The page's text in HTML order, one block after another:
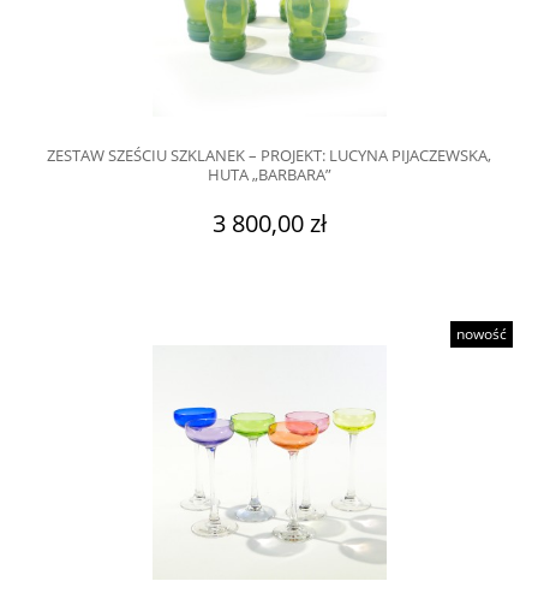
ZESTAW SZEŚCIU SZKLANEK – PROJEKT: LUCYNA PIJACZEWSKA,
HUTA „BARBARA”
3 800,00 zł
nowość